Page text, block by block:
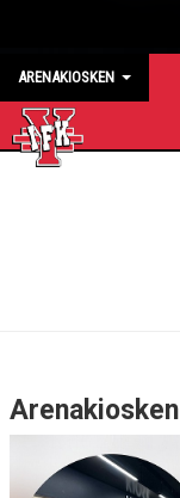
ARENAKIOSKEN
Arenakiosken